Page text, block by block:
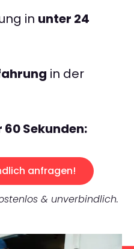
in unter 24
in der
60 Sekunden:
anfragen!
& unverbindlich.